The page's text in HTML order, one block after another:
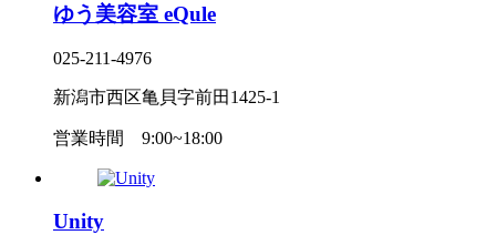
ゆう美容室 eQule
025-211-4976
新潟市西区亀貝字前田1425-1
営業時間 9:00~18:00
Unity